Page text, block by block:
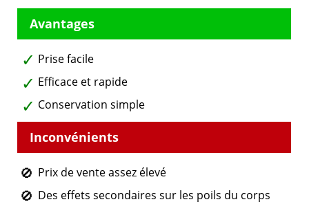
Prise facile
Efficace et rapide
Conservation simple
Prix de vente assez élevé
Des effets secondaires sur les poils du corps